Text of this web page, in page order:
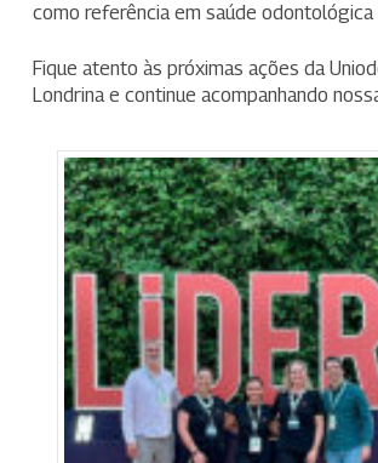
como referência em saúde odontológica
Fique atento às próximas ações da
Londrina e continue acompanhando